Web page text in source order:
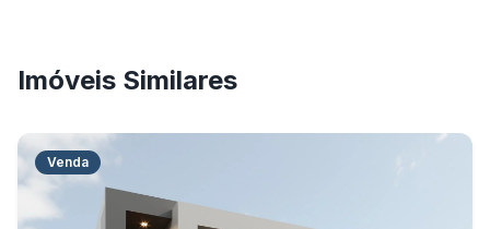
Imóveis Similares
Venda